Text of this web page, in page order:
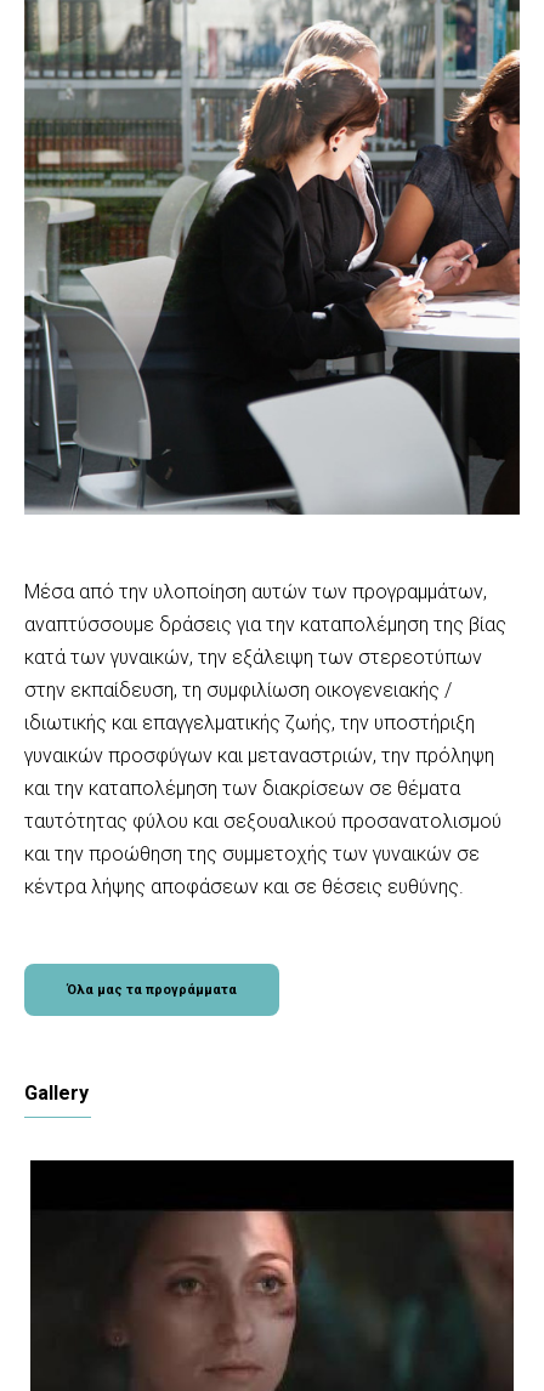
Μέσα από την υλοποίηση αυτών των προγραμμάτων,
αναπτύσσουμε δράσεις για την καταπολέμηση της βίας
κατά των γυναικών, την εξάλειψη των στερεοτύπων
στην εκπαίδευση, τη συμφιλίωση οικογενειακής /
ιδιωτικής και επαγγελματικής ζωής, την υποστήριξη
γυναικών προσφύγων και μεταναστριών, την πρόληψη
και την καταπολέμηση των διακρίσεων σε θέματα
ταυτότητας φύλου και σεξουαλικού προσανατολισμού
και την προώθηση της συμμετοχής των γυναικών σε
κέντρα λήψης αποφάσεων και σε θέσεις ευθύνης.
Όλα μας τα προγράμματα
Gallery